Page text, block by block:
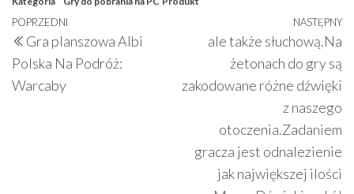
Nawigacja
wpisu
Poprzedni
wpis
POPRZEDNI
Gra planszowa Albi
Polska Na Podróż:
Warcaby
NASTĘPNY
ale także słuchową.Na
żetonach do gry są
zakodowane różne dźwięki
z naszego
otoczenia.Zadaniem
gracza jest odnalezienie
jak największej ilości